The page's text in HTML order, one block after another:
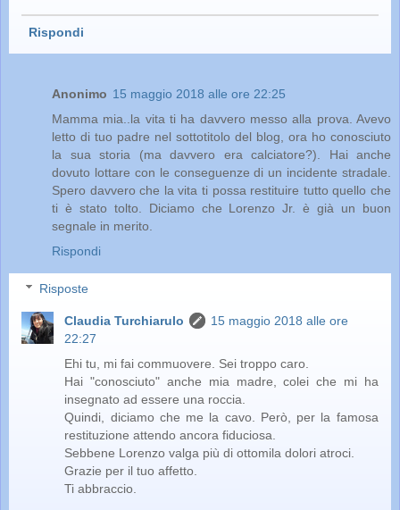
Rispondi
Anonimo 15 maggio 2018 alle ore 22:25
Mamma mia..la vita ti ha davvero messo alla prova. Avevo
letto di tuo padre nel sottotitolo del blog, ora ho conosciuto
la sua storia (ma davvero era calciatore?). Hai anche
dovuto lottare con le conseguenze di un incidente stradale.
Spero davvero che la vita ti possa restituire tutto quello che
ti è stato tolto. Diciamo che Lorenzo Jr. è già un buon
segnale in merito.
Rispondi
Risposte
Claudia Turchiarulo
15 maggio 2018 alle ore
22:27
Ehi tu, mi fai commuovere. Sei troppo caro.
Hai "conosciuto" anche mia madre, colei che mi ha
insegnato ad essere una roccia.
Quindi, diciamo che me la cavo. Però, per la famosa
restituzione attendo ancora fiduciosa.
Sebbene Lorenzo valga più di ottomila dolori atroci.
Grazie per il tuo affetto.
Ti abbraccio.